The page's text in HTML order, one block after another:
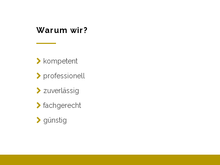
Warum wir?
kompetent
professionell
zuverlässig
fachgerecht
günstig